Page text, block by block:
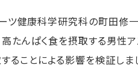
ツ健康科学研究科の町田修
たんぱく食を摂取する男性
ることによる影響を検証しま